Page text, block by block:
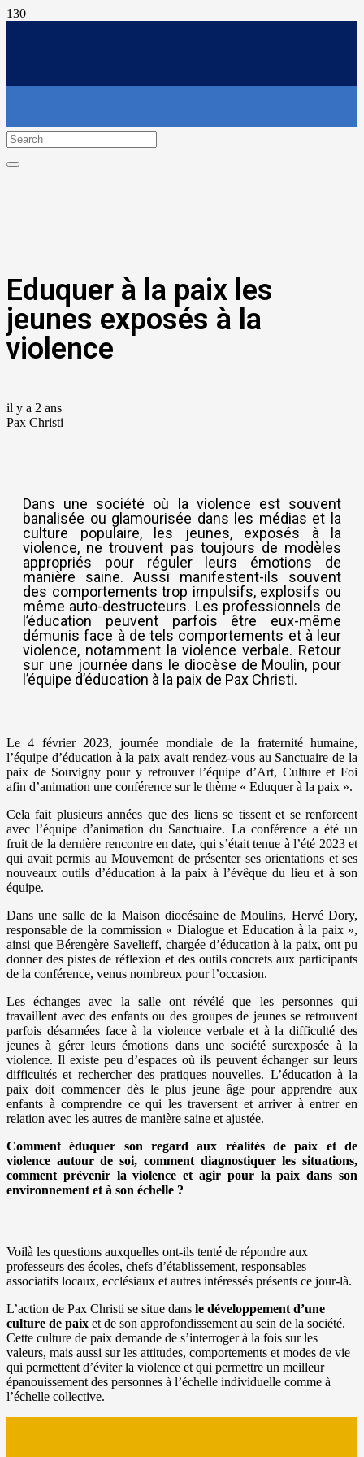
Eduquer à la paix les
jeunes exposés à la
violence
il y a 2 ans
Pax Christi
Dans une société où la violence est souvent
banalisée ou glamourisée dans les médias et la
culture populaire, les jeunes, exposés à la
violence, ne trouvent pas toujours de modèles
appropriés pour réguler leurs émotions de
manière saine. Aussi manifestent-ils souvent
des comportements trop impulsifs, explosifs ou
même auto-destructeurs. Les professionnels de
l’éducation peuvent parfois être eux-même
démunis face à de tels comportements et à leur
violence, notamment la violence verbale. Retour
sur une journée dans le diocèse de Moulin, pour
l’équipe d’éducation à la paix de Pax Christi.
Le 4 février 2023, journée mondiale de la fraternité humaine,
l’équipe d’éducation à la paix avait rendez-vous au Sanctuaire de la
paix de Souvigny pour y retrouver l’équipe d’Art, Culture et Foi
afin d’animation une conférence sur le thème « Eduquer à la paix ».
Cela fait plusieurs années que des liens se tissent et se renforcent
avec l’équipe d’animation du Sanctuaire. La conférence a été un
fruit de la dernière rencontre en date, qui s’était tenue à l’été 2023 et
qui avait permis au Mouvement de présenter ses orientations et ses
nouveaux outils d’éducation à la paix à l’évêque du lieu et à son
équipe.
Dans une salle de la Maison diocésaine de Moulins, Hervé Dory,
responsable de la commission « Dialogue et Education à la paix »,
ainsi que Bérengère Savelieff, chargée d’éducation à la paix, ont pu
donner des pistes de réflexion et des outils concrets aux participants
de la conférence, venus nombreux pour l’occasion.
Les échanges avec la salle ont révélé que les personnes qui
travaillent avec des enfants ou des groupes de jeunes se retrouvent
parfois désarmées face à la violence verbale et à la difficulté des
jeunes à gérer leurs émotions dans une société surexposée à la
violence. Il existe peu d’espaces où ils peuvent échanger sur leurs
difficultés et rechercher des pratiques nouvelles. L’éducation à la
paix doit commencer dès le plus jeune âge pour apprendre aux
enfants à comprendre ce qui les traversent et arriver à entrer en
relation avec les autres de manière saine et ajustée.
Comment éduquer son regard aux réalités de paix et de
violence autour de soi, comment diagnostiquer les situations,
comment prévenir la violence et agir pour la paix dans son
environnement et à son échelle ?
Voilà les questions auxquelles ont-ils tenté de répondre aux
professeurs des écoles, chefs d’établissement, responsables
associatifs locaux, ecclésiaux et autres intéressés présents ce jour-là.
L’action de Pax Christi se situe dans le développement d’une
culture de paix et de son approfondissement au sein de la société.
Cette culture de paix demande de s’interroger à la fois sur les
valeurs, mais aussi sur les attitudes, comportements et modes de vie
qui permettent d’éviter la violence et qui permettre un meilleur
épanouissement des personnes à l’échelle individuelle comme à
l’échelle collective.